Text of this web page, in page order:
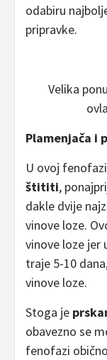
odabiru
pripravke.
Velika
Plamenjača i
U ovoj
štititi,
dakle dvije
vinove loze.
vinove loze jer
traje 5-10
vinove loze.
Stoga je
obavezno se
fenofazi